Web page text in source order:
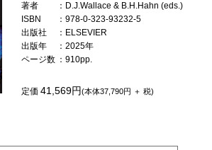
著者
：D.J.Wallace & B.H.Hahn (eds.)
ISBN
：978-0-323-93232-5
出版社
：ELSEVIER
出版年
：2025年
ページ数 ：910pp.
定価41,569円(本体37,790円 ＋ 税)